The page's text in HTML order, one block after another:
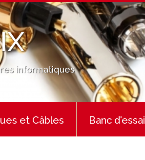
informatiques
et Câbles Banc d'essai